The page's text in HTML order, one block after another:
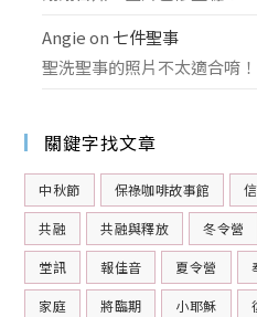
Angie on 七件聖事
聖洗聖事的照片不太適合唷！
關鍵字找文章
中秋節 保祿咖啡故事館
共融 共融與釋放 冬令營
堂訊 報佳音 夏令營
家庭 將臨期 小耶穌